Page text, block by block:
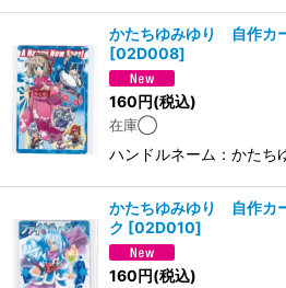
かたちゆみゆり 自作カ
[02D008]
160円(税込)
在庫◯
ハンドルネーム：かたち
かたちゆみゆり 自作カ
ク [02D010]
160円(税込)